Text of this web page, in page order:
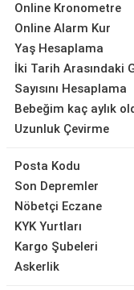
Online Kronometre
Online Alarm Kur
Yaş Hesaplama
İki Tarih Arasındaki
Sayısını Hesaplama
Bebeğim kaç aylık
Uzunluk Çevirme
Posta Kodu
Son Depremler
Nöbetçi Eczane
KYK Yurtları
Kargo Şubeleri
Askerlik